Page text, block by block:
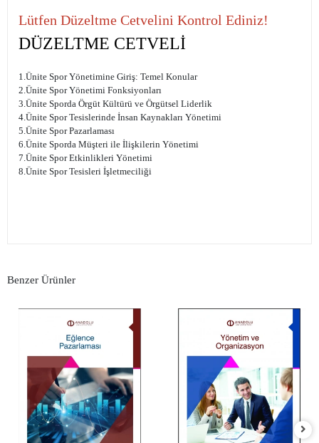
Lütfen Düzeltme Cetvelini Kontrol Ediniz!
DÜZELTME CETVELİ
1.Ünite Spor Yönetimine Giriş: Temel Konular
2.Ünite Spor Yönetimi Fonksiyonları
3.Ünite Sporda Örgüt Kültürü ve Örgütsel Liderlik
4.Ünite Spor Tesislerinde İnsan Kaynakları Yönetimi
5.Ünite Spor Pazarlaması
6.Ünite Sporda Müşteri ile İlişkilerin Yönetimi
7.Ünite Spor Etkinlikleri Yönetimi
8.Ünite Spor Tesisleri İşletmeciliği
Benzer Ürünler